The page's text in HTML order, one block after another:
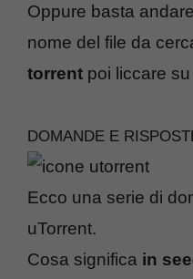
Oppure basta
nome del file da
torrent poi liccare
DOMANDE E
Ecco una serie di
uTorrent.
Cosa significa in